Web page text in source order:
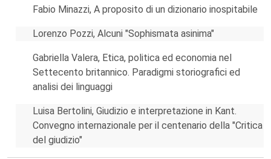
Fabio Minazzi, A proposito di un dizionario inospitabile
Lorenzo Pozzi, Alcuni "Sophismata asinima"
Gabriella Valera, Etica, politica ed economia nel
Settecento britannico. Paradigmi storiografici ed
analisi dei linguaggi
Luisa Bertolini, Giudizio e interpretazione in Kant.
Convegno internazionale per il centenario della "Critica
del giudizio"